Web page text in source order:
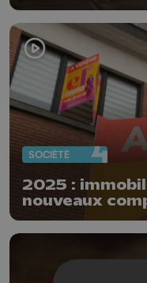
SOCIÉTÉ
2025 :
nouveaux